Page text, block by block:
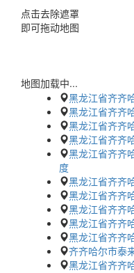
点击去除遮罩
即可拖动地图
地图加载中...
黑龙江省齐齐
黑龙江省齐齐
黑龙江省齐齐
黑龙江省齐齐
黑龙江省齐齐
度
黑龙江省齐齐
黑龙江省齐齐
黑龙江省齐齐
黑龙江省齐齐
黑龙江省齐齐
齐齐哈尔市泰
黑龙江省齐齐